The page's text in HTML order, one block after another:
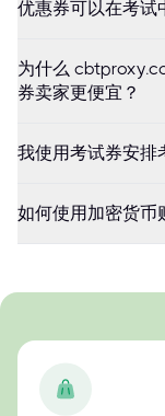
优惠券可以在考试
为什么
券卖家更便宜？
我使用考试券安排
如何使用加密货币